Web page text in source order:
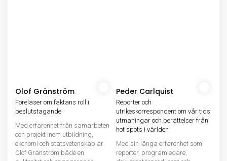
Olof Gränström
Föreläser om faktans roll i
beslutstagande
Med erfarenhet från samarbeten
och projekt inom utbildning,
ekonomi och statsvetenskap är
Olof Gränström både en
Peder Carlquist
Reporter och
utrikeskorrespondent om vår tids
utmaningar och berättelser från
hot spots i världen
Med sin långa erfarenhet som
reporter, programledare,